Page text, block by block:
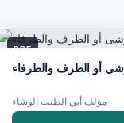
PDF
أو الظرف والظرفاء
مؤلف:أبي الطيب الوشاء